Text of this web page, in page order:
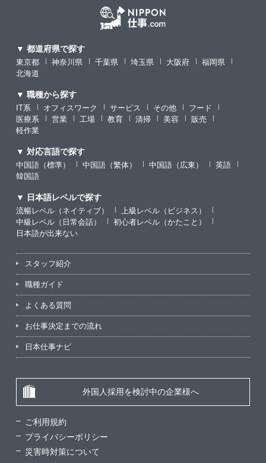
▼ 都道府県で探す
東京都 神奈川県 千葉県 埼玉県 大阪府
福岡県
北海道
▼ 職種から探す
IT系 オフィスワーク サービス その他
フード
医療系
営業 工場 教育 清掃 美容
販売
軽作業
▼ 対応言語で探す
中国語（標準） 中国語（繁体） 中国語（広東）
英語
韓国語
▼ 日本語レベルで探す
流暢レベル（ネイティブ）
上級レベル（ビジネス）
中級レベル（日常会話）
初心者レベル（かたこと）
日本語が出来ない
スタッフ紹介
職種ガイド
よくある質問
お仕事決定までの流れ
日本仕事ナビ
外国人採用を検討中の企業様へ
ご利用規約
プライバシーポリシー
災害時対策について